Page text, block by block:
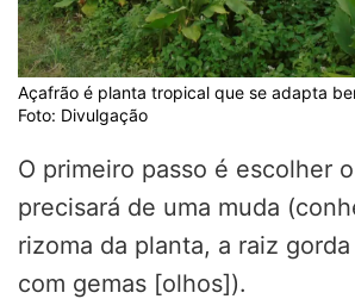
Açafrão é planta tropical que se adapta
Foto: Divulgação
O primeiro passo é escolher
precisará de uma muda
rizoma da planta, a raiz
com gemas [olhos]).